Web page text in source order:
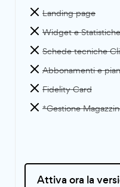
Landing page
Widget e
Schede tecniche
Abbonamenti e
Fidelity Card
*Gestione
Attiva ora la